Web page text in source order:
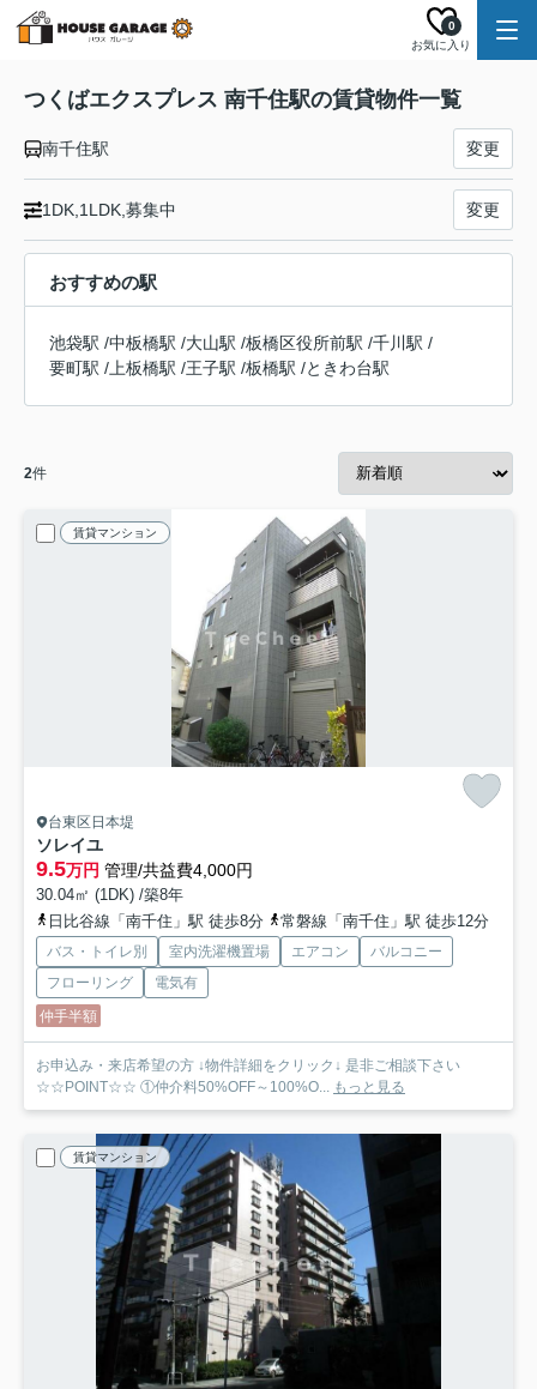
お気に入り
0
つくばエクスプレス 南千住駅の賃貸物件一覧
南千住駅 変更
1DK,1LDK,募集中 変更
おすすめの駅
池袋駅 /中板橋駅 /大山駅 /板橋区役所前駅 /千川駅 /
要町駅 / 上板橋駅 /王子駅 /板橋駅 /ときわ台駅
2件
賃貸マンション
台東区日本堤
ソレイユ
9.5万円 管理/共益費4,000円
30.04㎡ (1DK) /築8年
日比谷線「南千住」駅 徒歩8分
常磐線「南千住」駅 徒歩12分
バス・トイレ別 室内洗濯機置場 エアコン
バルコニー
フローリング
電気有
仲手半額
お申込み・来店希望の方 ↓物件詳細をクリック↓ 是非ご相談下さい
☆☆POINT☆☆ ①仲介料50%OFF～100%O... もっと見る
賃貸マンション